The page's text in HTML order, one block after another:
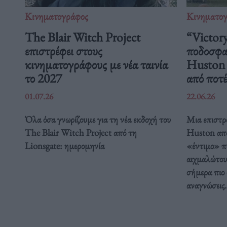
Κινηματογράφος
The Blair Witch Project
επιστρέφει στους
κινηματογράφους με νέα ταινία
το 2027
01.07.26
Όλα όσα γνωρίζουμε για τη νέα εκδοχή του
The Blair Witch Project από τη
Lionsgate: ημερομηνία
Huston
από ποτέ
22.06.26
Μια
Huston
«έντιμο»
σήμερα πιο
αναγνώσεις.